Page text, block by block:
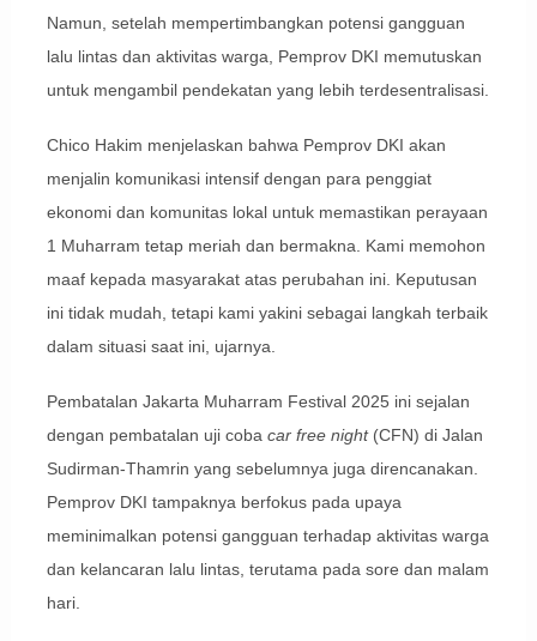
Namun, setelah mempertimbangkan potensi gangguan
lalu lintas dan aktivitas warga, Pemprov DKI memutuskan
untuk mengambil pendekatan yang lebih terdesentralisasi.
Chico Hakim menjelaskan bahwa Pemprov DKI akan
menjalin komunikasi intensif dengan para penggiat
ekonomi dan komunitas lokal untuk memastikan perayaan
1 Muharram tetap meriah dan bermakna. Kami memohon
maaf kepada masyarakat atas perubahan ini. Keputusan
ini tidak mudah, tetapi kami yakini sebagai langkah terbaik
dalam situasi saat ini, ujarnya.
Pembatalan Jakarta Muharram Festival 2025 ini sejalan
dengan pembatalan uji coba car free night(CFN) di Jalan
Sudirman-Thamrin yang sebelumnya juga direncanakan.
Pemprov DKI tampaknya berfokus pada upaya
meminimalkan potensi gangguan terhadap aktivitas warga
dan kelancaran lalu lintas, terutama pada sore dan malam
hari.